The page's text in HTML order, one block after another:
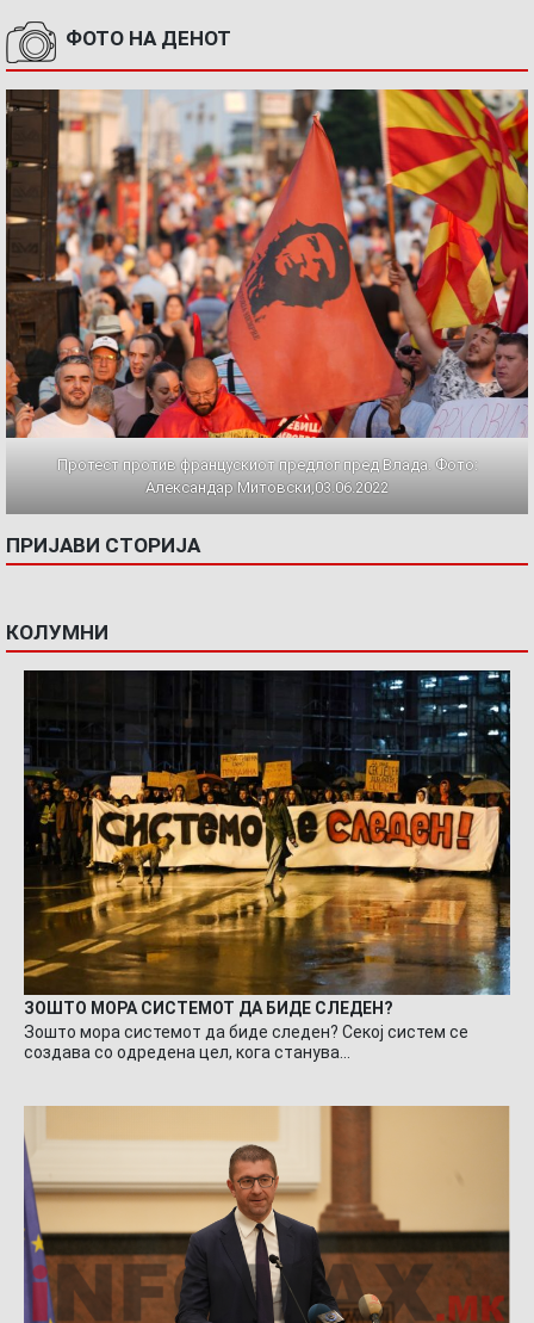
ФОТО НА ДЕНОТ
Протест против францускиот предлог пред Влада. Фото:
Александар Митовски,03.06.2022
ПРИЈАВИ СТОРИЈА
КОЛУМНИ
ЗОШТО МОРА СИСТЕМОТ ДА БИДЕ СЛЕДЕН?
Зошто мора системот да биде следен? Секој систем се
создава со одредена цел, кога станува…